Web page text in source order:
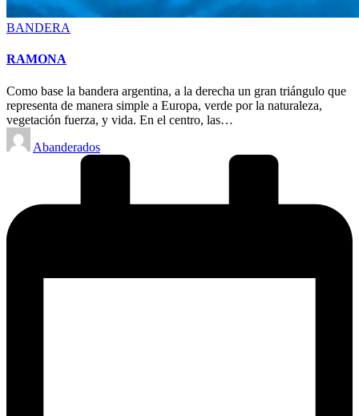
Posted
BANDERA
RAMONA
Como base la bandera argentina, a la derecha un gran triángulo que
representa de manera simple a Europa, verde por la naturaleza,
vegetación fuerza, y vida. En el centro, las…
Posted
by
Abanderados